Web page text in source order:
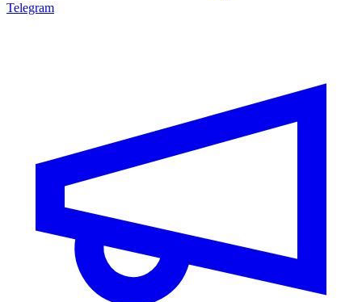
Telegram